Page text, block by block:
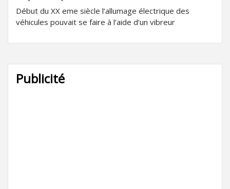
Début du XX eme siècle l’allumage électrique des
véhicules pouvait se faire à l’aide d’un vibreur
Publicité